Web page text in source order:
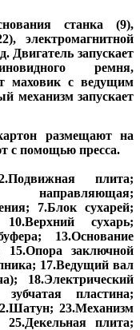
станка (9),
электромагнитной
Двигатель запускает
ремня,
маховик с ведущим
механизм запускает
размещают на
с помощью пресса.
плита;
7.Блок сухарей;
сухарь;
13.Основание
15.Опора заключной
17.Ведущий вал
18.Электрический
пластина;
23.Механизм
плита;